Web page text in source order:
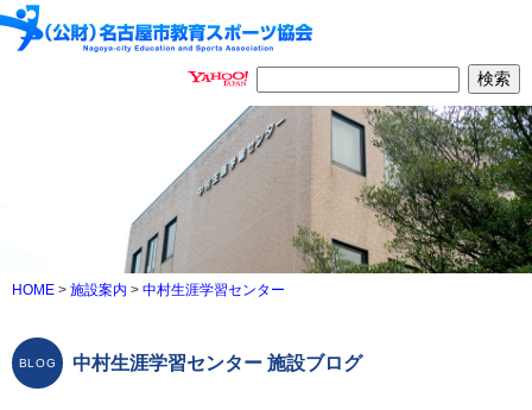
HOME > 施設案内 > 中村生涯学習センター
中村生涯学習センター 施設ブログ